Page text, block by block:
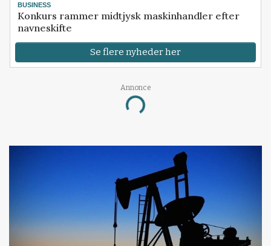
BUSINESS
Konkurs rammer midtjysk maskinhandler efter
navneskifte
Se flere nyheder her
Annonce
Loading...